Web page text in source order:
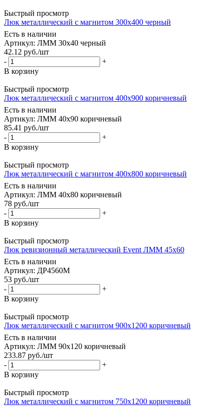
Быстрый просмотр
Люк металлический с магнитом 300х400 черный
Есть в наличии
Артикул: ЛММ 30х40 черный
42.12 руб./шт
-
+
В корзину
Быстрый просмотр
Люк металлический с магнитом 400х900 коричневый
Есть в наличии
Артикул: ЛММ 40х90 коричневый
85.41 руб./шт
-
+
В корзину
Быстрый просмотр
Люк металлический с магнитом 400х800 коричневый
Есть в наличии
Артикул: ЛММ 40х80 коричневый
78 руб./шт
-
+
В корзину
Быстрый просмотр
Люк ревизионный металлический Event ЛММ 45x60
Есть в наличии
Артикул: ДР4560М
53 руб./шт
-
+
В корзину
Быстрый просмотр
Люк металлический с магнитом 900х1200 коричневый
Есть в наличии
Артикул: ЛММ 90х120 коричневый
233.87 руб./шт
-
+
В корзину
Быстрый просмотр
Люк металлический с магнитом 750х1200 коричневый